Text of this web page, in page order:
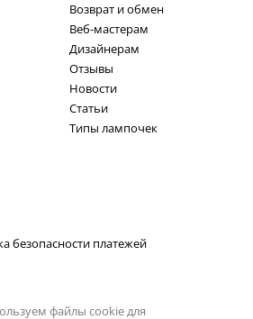
Возврат и обмен
Веб-мастерам
Дизайнерам
Отзывы
Новости
Статьи
Типы лампочек
безопасности платежей
файлы cookie для